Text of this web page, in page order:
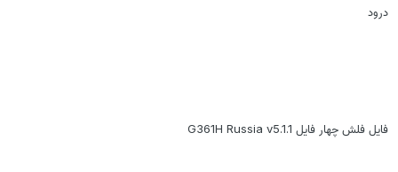
درود
فایل فلش چهار فایل G361H Russia v5.1.1